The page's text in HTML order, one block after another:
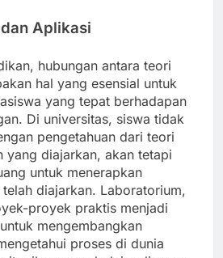
Aplikasi
hubungan antara teori
hal yang esensial untuk
yang tepat berhadapan
Di universitas, siswa tidak
pengetahuan dari teori
yang diajarkan, akan tetapi
untuk menerapkan
diajarkan. Laboratorium,
proyek praktis menjadi
mengembangkan
proses di dunia